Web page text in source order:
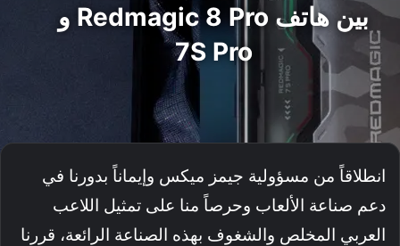
بين هاتف Redmagic 8 Pro و
7S Pro
انطلاقاً من مسؤولية جيمز ميكس وإيماناً بدورنا في
دعم صناعة الألعاب وحرصاً منا على تمثيل اللاعب
العربي المخلص والشغوف بهذه الصناعة الرائعة، قررنا